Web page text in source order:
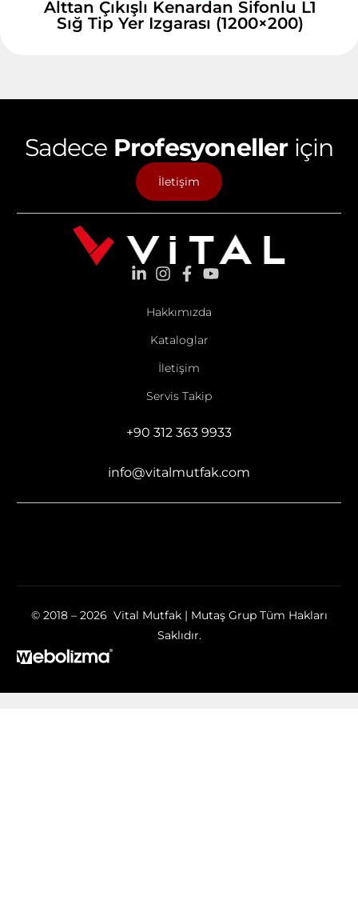
Alttan Çıkışlı Kenardan Sifonlu L1
Sığ Tip Yer Izgarası (1200×200)
Sadece Profesyonelleriçin
İletişim
Hakkımızda
Kataloglar
İletişim
Servis Takip
+90 312 363 9933
info@vitalmutfak.com
© 2018 – 2026 Vital Mutfak | Mutaş Grup Tüm Hakları
Saklıdır.